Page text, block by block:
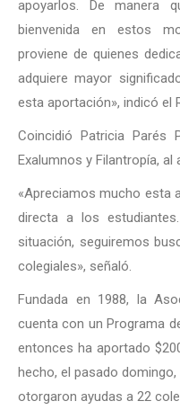
apoyarlos. De manera
bienvenida en estos
proviene de quienes
adquiere mayor
esta aportación», indicó el
Coincidió Patricia Parés
Exalumnos y Filantropía, al
«Apreciamos mucho esta
directa a los
situación, seguiremos
colegiales», señaló.
Fundada en 1988, la
cuenta con un Programa
entonces ha aportado
hecho, el pasado
otorgaron ayudas a 22